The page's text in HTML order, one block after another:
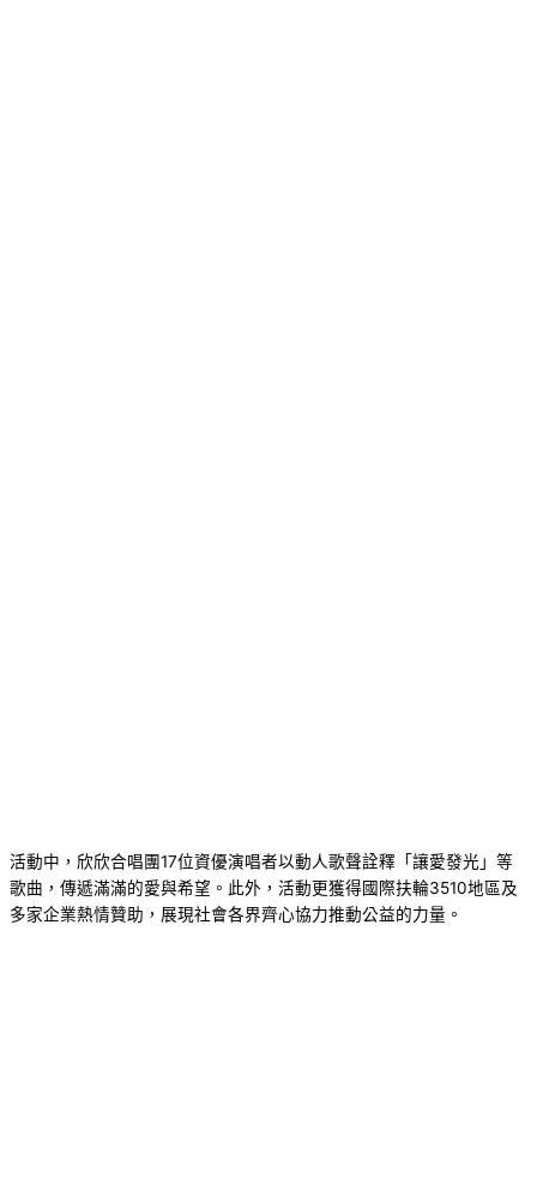
活動中，欣欣合唱團17位資優演唱者以動人歌聲詮釋「讓愛發光」等
歌曲，傳遞滿滿的愛與希望。此外，活動更獲得國際扶輪3510地區及
多家企業熱情贊助，展現社會各界齊心協力推動公益的力量。